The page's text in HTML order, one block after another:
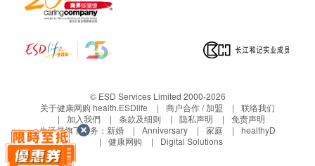
© ESD Services Limited 2000-2026
关于健康网购 health.ESDlife
商户合作 / 加盟
联络我们
加入我們
条款及细则 隐私声明
免责声明
生活易旗下业务： 新婚 Anniversary 家庭
healthyD
健康网购
Digital Solutions